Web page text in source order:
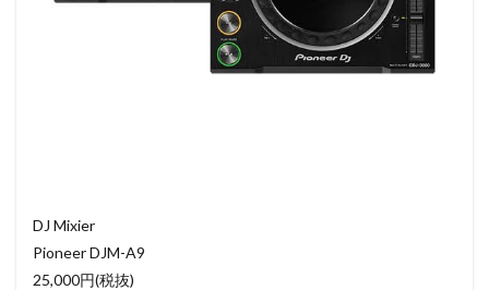
DJ Mixier
Pioneer DJM-A9
25,000円(税抜)